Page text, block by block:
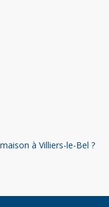
à Villiers-le-Bel ?